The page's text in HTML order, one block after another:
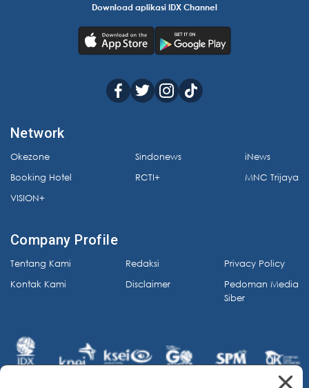
Download aplikasi IDX Channel
Network
Okezone
Booking Hotel
VISION+
Sindonews
RCTI+
iNews
MNC Trijaya
Company Profile
Tentang Kami
Kontak Kami
Redaksi
Disclaimer
Privacy Policy
Pedoman Media
Siber